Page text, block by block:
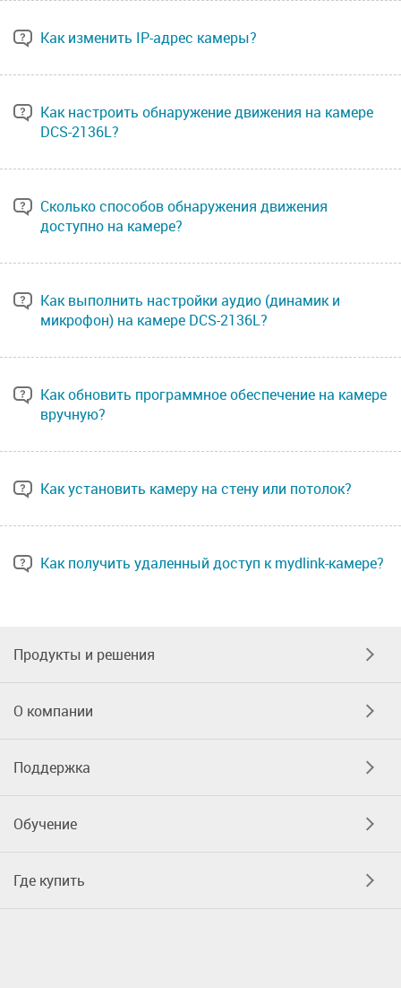
Как изменить IP-адрес камеры?
Как настроить обнаружение движения на камере
DCS-2136L?
Сколько способов обнаружения движения
доступно на камере?
Как выполнить настройки аудио (динамик и
микрофон) на камере DCS-2136L?
Как обновить программное обеспечение на камере
вручную?
Как установить камеру на стену или потолок?
Как получить удаленный доступ к mydlink-камере?
Продукты и решения
О компании
Поддержка
Обучение
Где купить